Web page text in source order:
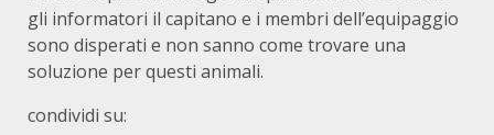
gli informatori il capitano e i membri dell’equipaggio
sono disperati e non sanno come trovare una
soluzione per questi animali.
condividi su: